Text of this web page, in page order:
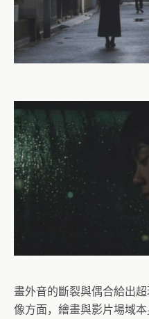
畫外音的斷裂與偶合給出
像方面，繪畫與影片場域